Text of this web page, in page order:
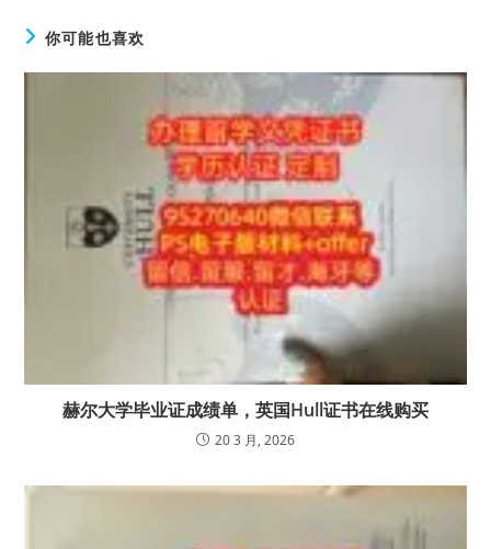
你可能也喜欢
赫尔大学毕业证成绩单，英国Hull证书在线购买
20 3 月, 2026